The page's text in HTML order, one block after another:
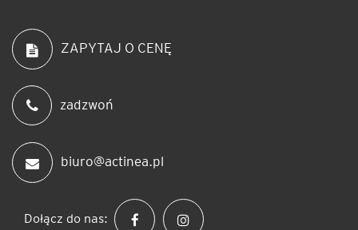
ZAPYTAJ O CENĘ
zadzwoń
biuro@actinea.pl
Dołącz do nas: